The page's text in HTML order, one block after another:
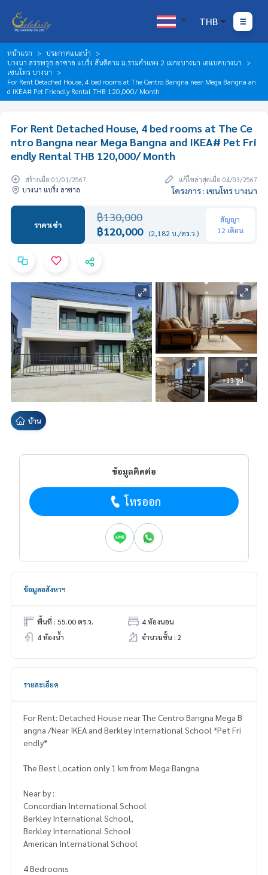
THB
หน้าแรก
ประกาศแนะนำ
บางนา สรรพวุธ ลาซาล แบริ่ง สันติคาม ม.รามคำแหง 2 เมกะบางนา เอแบคบางนา
เซนโทร บางนา
For Rent Detached House, 4 bed rooms at The Centro Bangna near Mega Bangna an
d IKEA# Pet Friendly Rental THB 120,000/ Month
For Rent Detached House, 4 bed rooms at The Ce
ntro Bangna near Mega Bangna and IKEA# Pet Fri
endly Rental THB 120,000/ Month
สร้างเมื่อ 01/01/2567
แก้ไขล่าสุดเมื่อ 04/03/2567
บางนา แบริ่ง ลาซาล
โครงการ : เซนโทร บางนา
ราคาเช่า
฿130,000
฿120,000 (2,182 บ./ตร.ว.)
สัญญา
12 เดือน
+13 รูป
บ้าน
ข้อมูลติดต่อ
โทรออก
ข้อมูลอสังหาฯ
พื้นที่ : 55.00 ตร.ว.
4 ห้องนอน
4 ห้องน้ำ
จำนวนชั้น : 2
รายละเอียด
For Rent: Detached House near The Centro Bangna Mega B
angna /Near IKEA and Berkley International School *Pet Fri
endly*
The Best Location only 1 km from Mega Bangna
Near by :
Concordian International School
Berkley International School,
Berkley International School
American International School
4 Bedrooms